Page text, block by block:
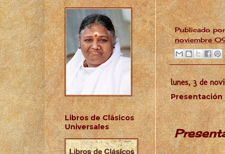
Publicado
noviembre
lunes, 3 de
Presentación
Libros de Clásicos
Universales